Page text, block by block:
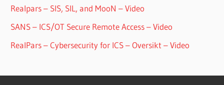
Realpars – SIS, SIL, and MooN – Video
SANS – ICS/OT Secure Remote Access – Video
RealPars – Cybersecurity for ICS – Oversikt – Video